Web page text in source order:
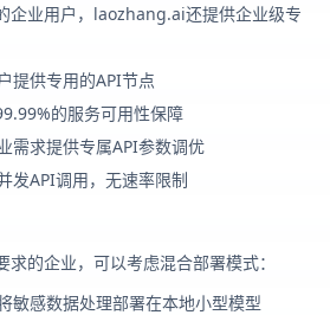
企业用户，laozhang.ai还提供企业级专
提供专用的API节点
的服务可用性保障
需求提供专属API参数调优
发API调用，无速率限制
的企业，可以考虑混合部署模式：
敏感数据处理部署在本地小型模型